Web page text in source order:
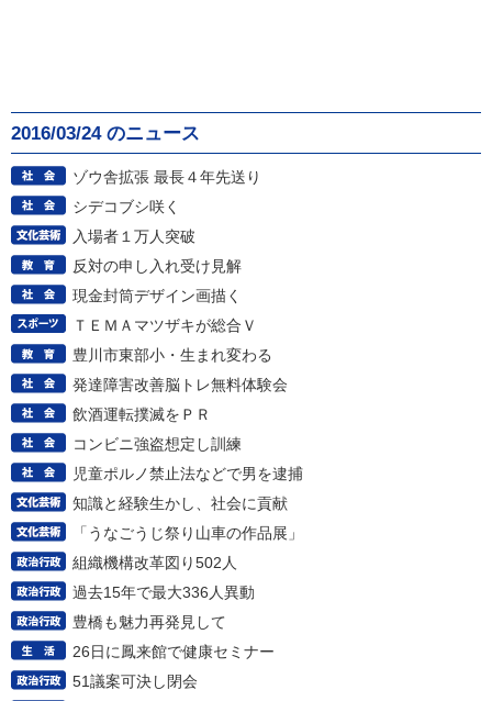
2016/03/24 のニュース
ゾウ舎拡張 最長４年先送り
シデコブシ咲く
入場者１万人突破
反対の申し入れ受け見解
現金封筒デザイン画描く
ＴＥＭＡマツザキが総合Ｖ
豊川市東部小・生まれ変わる
発達障害改善脳トレ無料体験会
飲酒運転撲滅をＰＲ
コンビニ強盗想定し訓練
児童ポルノ禁止法などで男を逮捕
知識と経験生かし、社会に貢献
「うなごうじ祭り山車の作品展」
組織機構改革図り502人
過去15年で最大336人異動
豊橋も魅力再発見して
26日に鳳来館で健康セミナー
51議案可決し閉会